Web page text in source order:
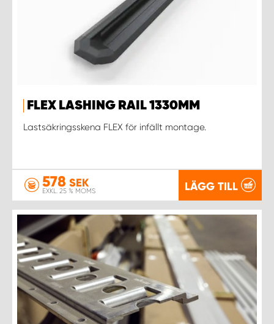
FLEX LASHING RAIL 1330MM
Lastsäkringsskena FLEX för infällt montage.
578 SEK
EXKL. 25 % MOMS LÄGG TILL